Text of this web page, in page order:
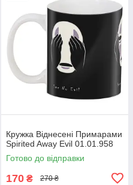
Кружка Віднесені Примарами
Spirited Away Evil 01.01.958
Готово до відправки
170 ₴ 270 ₴